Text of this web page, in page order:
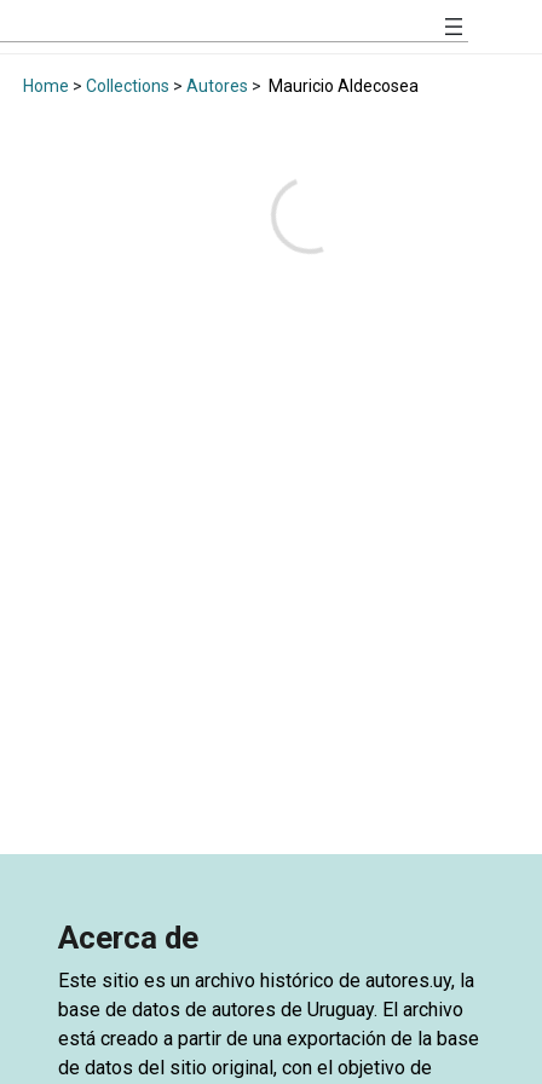
Home > Collections > Autores > Mauricio Aldecosea
Acerca de
Este sitio es un archivo histórico de autores.uy, la
base de datos de autores de Uruguay. El archivo
está creado a partir de una exportación de la base
de datos del sitio original, con el objetivo de